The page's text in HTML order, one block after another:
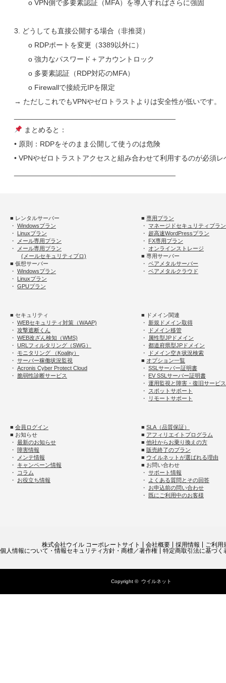
o VPN側で多要素認証（MFA）を導入すればさらに強固
3. どうしても直接公開する場合（非推奨）
o RDPポートを変更（3389以外に）
o 強力なパスワード＋アカウントロック
o 多要素認証（RDP対応のMFA）
o Firewallで接続元IPを限定
→ ただしこれでもVPNやゼロトラストよりは安全性が低いです。
まとめると：
• 原則：RDPをそのまま公開して使うのは危険
• VPNやゼロトラストアクセスと組み合わせて利用するのが必須レ
■ レンタルサーバー ■ 専用プラン
・ Windowsプラン ・ マネージドセキュリティプラン
・ Linuxプラン ・ 超高速WordPressプラン
・
メール専用プラン ・ FX専用プラン
・
メール専用プラン ・ オンラインストレージ
(メールセキュリティプロ)
■ 専用サーバー
■ 仮想サーバー
・ ベアメタルサーバー
・ Windowsプラン ・ ベアメタルクラウド
・ Linuxプラン
・ GPUプラン
■ セキュリティ
■ ドメイン関連
・ WEBセキュリティ対策（WAAP) ・ 新規ドメイン取得
・ 攻撃遮断くん ・
ドメイン移管
・ WEB改ざん検知（WMS) ・
属性型JPドメイン
・ URLフィルタリング（SWG） ・ 都道府県型JPドメイン
・ モニタリング （Koality） ・
ドメイン空き状況検索
・ サーバー稼働状況監視 ■ オプション一覧
・ Acronis Cyber Protect Cloud ・ SSLサーバー証明書
・ 脆弱性診断サービス ・ EV SSLサーバー証明書
・ 運用監視と障害・復旧サービス
・ スポットサポート
・
リモートサポート
■ 会員ログイン ■ SLA（品質保証）
■ お知らせ
■ アフィリエイトプログラム
・ 最新のお知らせ ■ 他社からお乗り換えの方
・ 障害情報 ■ 販売終了のプラン
・
メンテ情報 ■ ウイルネットが選ばれる理由
・ キャンペーン情報
■ お問い合わせ
・
コラム ・ サポート情報
・ お役立ち情報 ・
よくある質問とその回答
・ お申込前の問い合わせ
・ 既にご利用中のお客様
株式会社ウイル コーポレートサイト 会社概要 採用情報
ご利用
個人情報について・情報セキュリティ方針・商標／著作権
特定商取引法に基づく
Copyright © ウイルネット